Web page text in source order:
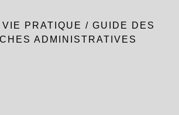
VIE PRATIQUE / GUIDE DES
ADMINISTRATIVES